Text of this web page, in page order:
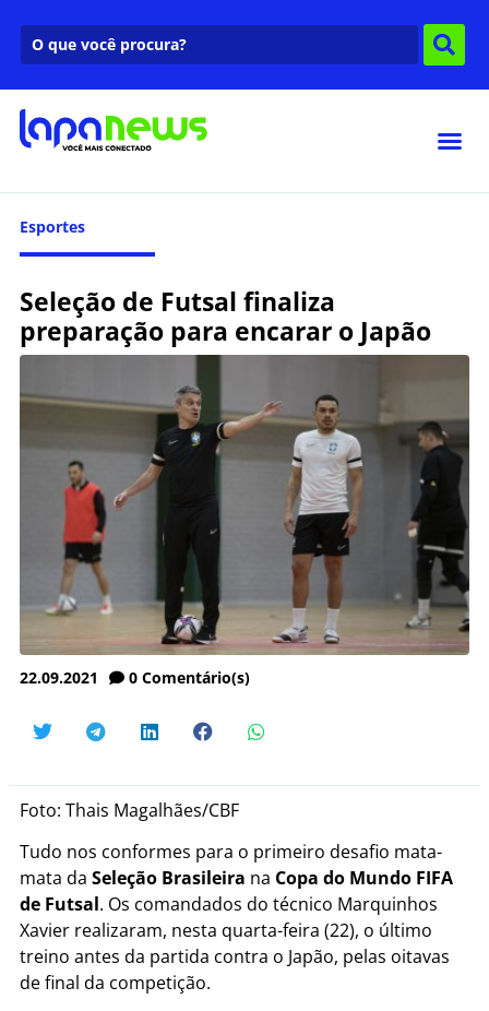
Esportes
Seleção de Futsal finaliza
preparação para encarar o Japão
22.09.2021 0 Comentário(s)
Foto: Thais Magalhães/CBF
Tudo nos conformes para o primeiro desafio mata-
mata da Seleção Brasileira na Copa do Mundo FIFA
de Futsal. Os comandados do técnico Marquinhos
Xavier realizaram, nesta quarta-feira (22), o último
treino antes da partida contra o Japão, pelas oitavas
de final da competição.